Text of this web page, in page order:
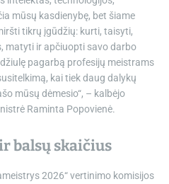
mūsų kasdienybę, bet šiame
tikrų įgūdžių: kurti, taisyti,
matyti ir apčiuopti savo darbo
pagarbą profesijų meistrams
kai tiek daug dalykų
mūsų dėmesio“, – kalbėjo
Raminta Popovienė.
balsų skaičius
2026“ vertinimo komisijos